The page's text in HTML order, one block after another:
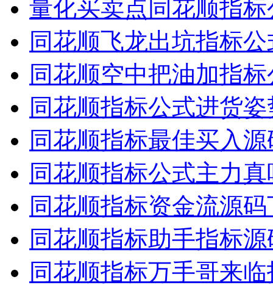
量化买卖点同花顺指
同花顺飞龙出坑指标
同花顺空中把油加指
同花顺指标公式进货
同花顺指标最佳买入
同花顺指标公式主力
同花顺指标资金流源
同花顺指标助手指标
同花顺指标万手哥来